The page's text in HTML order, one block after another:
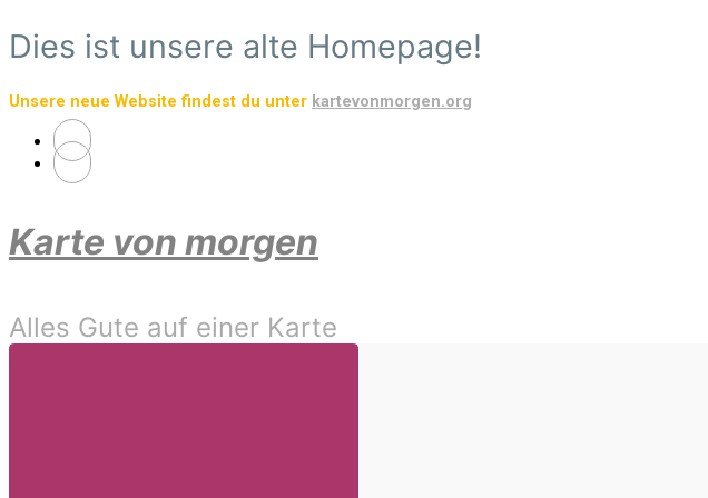
Zum
Hauptinhalt
Dies ist unsere alte Homepage!
Unsere neue Website findest du unter kartevonmorgen.org
Karte von morgen
Alles Gute auf einer Karte